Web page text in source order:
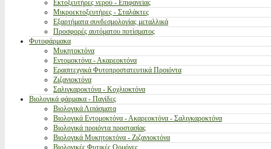
Εκτοξευτήρες νερού - Επιφανείας
Μικροεκτοξευτήρες - Σταλάκτες
Εξαρτήματα συνδεσμολογίας μεταλλικά
Προσφορές αυτόματου ποτίσματος
Φυτοφάρμακα
Μυκητοκτόνα
Εντομοκτόνα - Ακαρεοκτόνα
Ερασιτεχνικά Φυτοπροστατευτικά Προιόντα
Ζιζανιοκτόνα
Σαλιγκαροκτόνα - Κοχλιοκτόνα
Βιολογικά φάρμακα - Παγίδες
Βιολογικά Λιπάσματα
Βιολογικά Εντομοκτόνα - Ακαρεοκτόνα - Σαλιγκαροκτόνα
Βιολογικά προιόντα προστασίας
Βιολογικά Μυκητοκτόνα - Ζιζανιοκτόνα
Βιολογικές Φυτικές Ορμόνες